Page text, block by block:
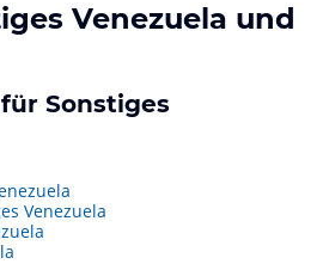
Venezuela und
Sonstiges
Venezuela